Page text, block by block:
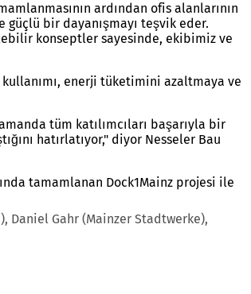
ardından ofis alanlarının
güçlü bir dayanışmayı teşvik eder.
konseptler sayesinde, ekibimiz ve
enerji tüketimini azaltmaya ve
tüm katılımcıları başarıyla bir
hatırlatıyor," diyor Nesseler Bau
tamamlanan Dock1Mainz projesi ile
Daniel Gahr (Mainzer Stadtwerke),